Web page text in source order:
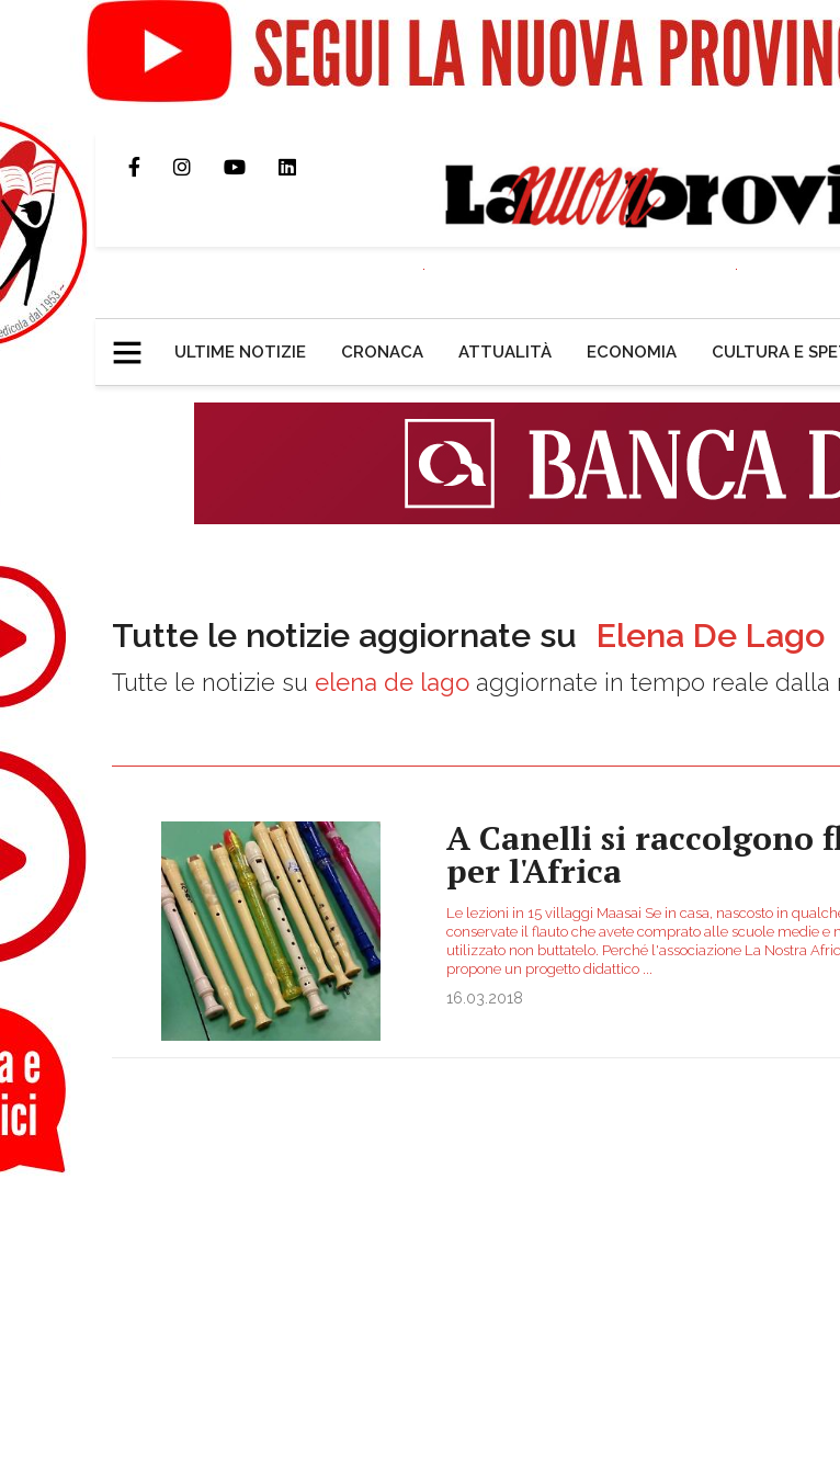
ULTIME NOTIZIE CRONACA ATTUALITÀ ECONOMIA CULTURA E
Tutte le notizie aggiornate su Elena De Lago
Tutte le notizie su elena de lago aggiornate in tempo reale dalla
A Canelli si raccolgono
per l'Africa
Le lezioni in 15 villaggi Maasai Se in casa, nascosto in
conservate il flauto che avete comprato alle scuole medie e
utilizzato non buttatelo. Perché l'associazione La Nostra
propone un progetto didattico
16.03.2018